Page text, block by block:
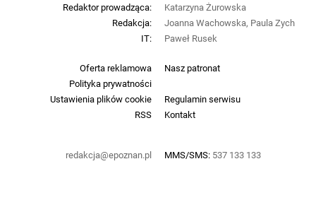
Oferta reklamowa
Nasz patronat
Polityka prywatności
Ustawienia plików cookie
Regulamin serwisu
RSS
Kontakt
redakcja@epoznan.pl MMS/SMS: 537 133 133
Redaktor prowadząca:
Katarzyna Żurowska
Redakcja:
Joanna Wachowska, Paula Zych
IT:
Paweł Rusek